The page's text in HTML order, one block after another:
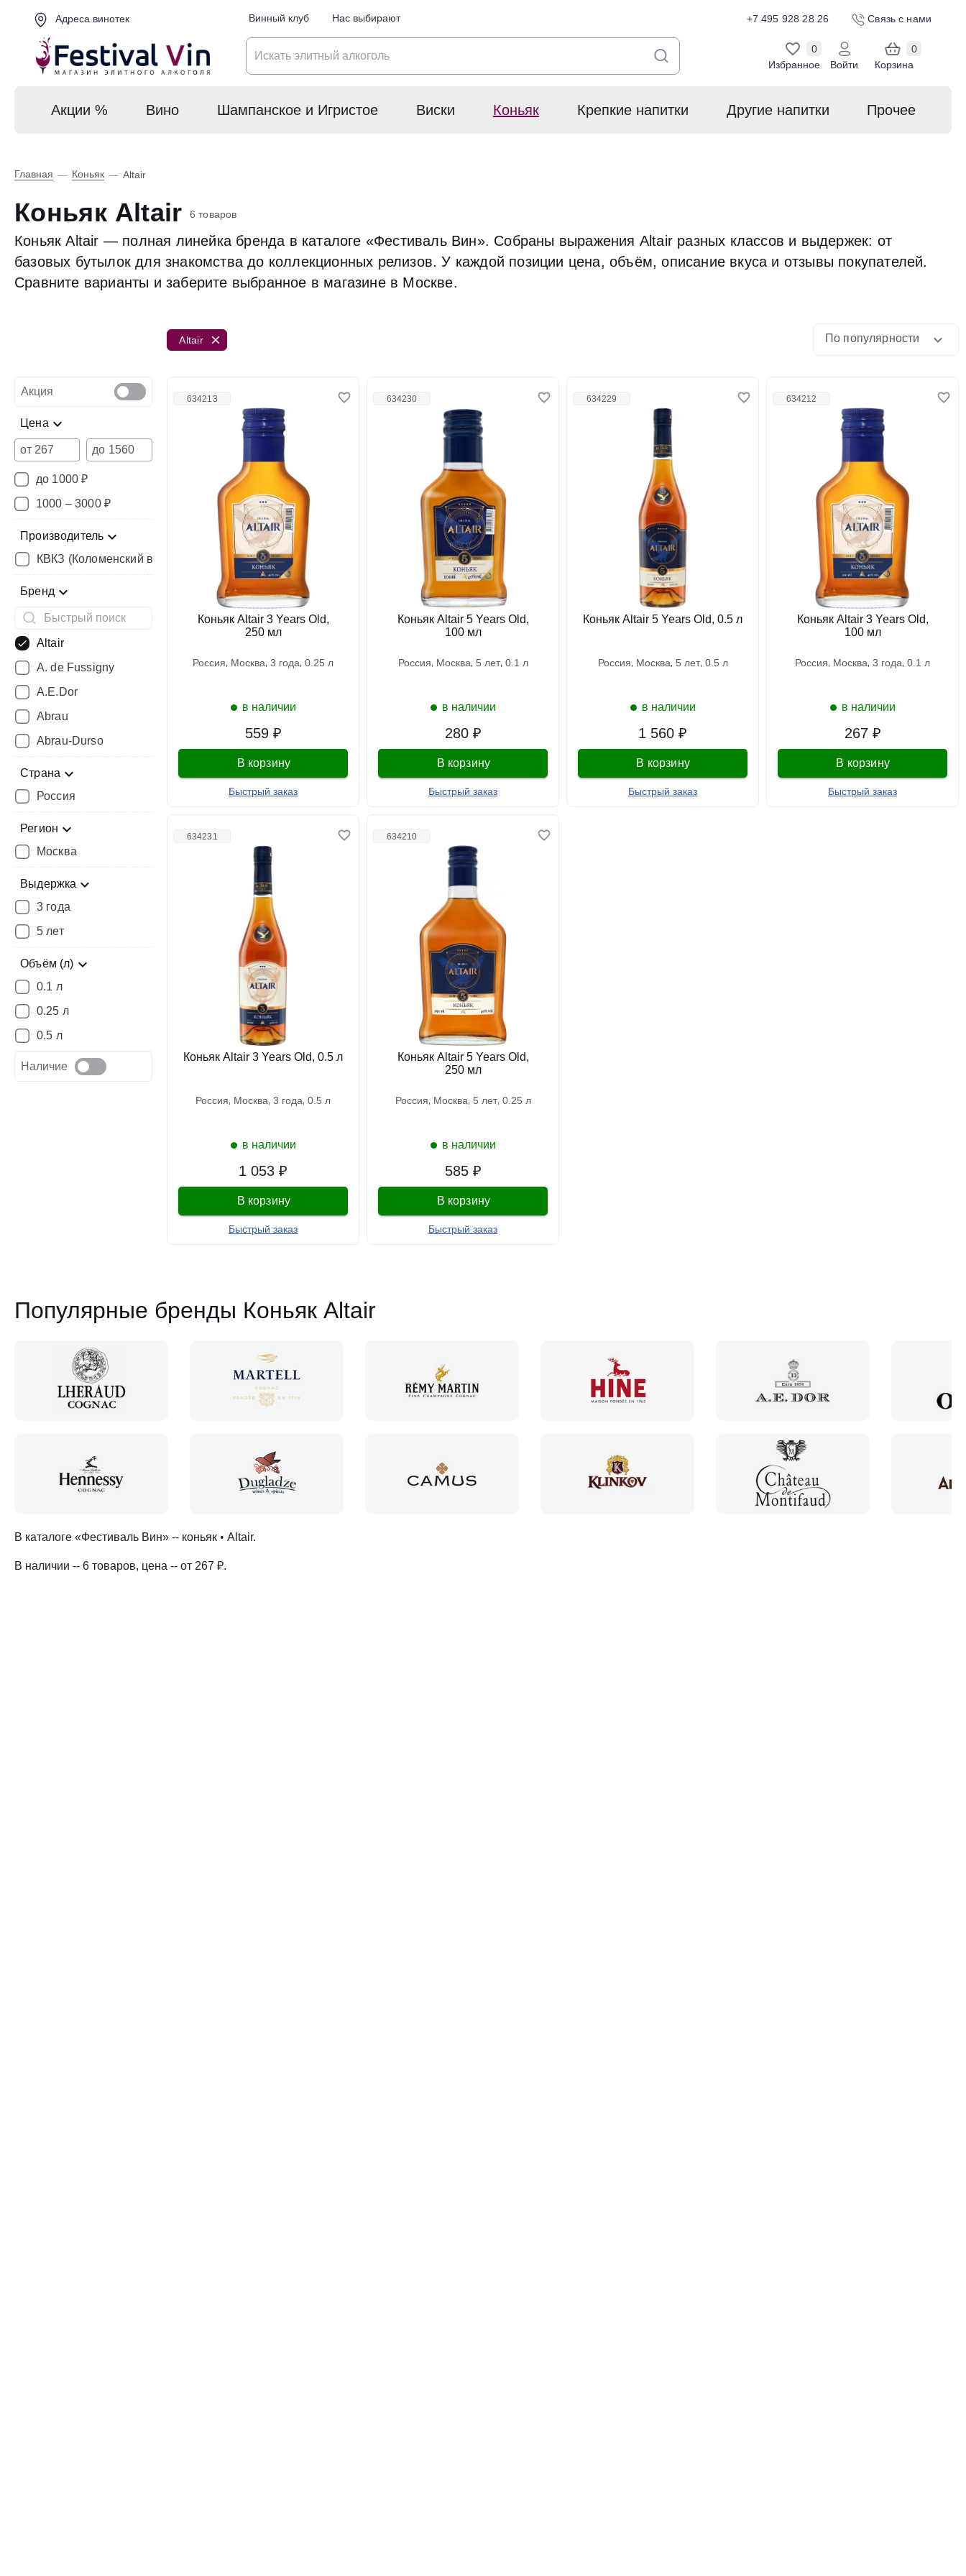
Адреса винотек Винный клуб Нас выбирают +7 495 928 28 26 Связь с нами
Избранное
0
Войти
Корзина
0
Акции % Вино Шампанское и Игристое Виски Коньяк Крепкие напитки Другие напитки Прочее
Главная — Коньяк — Altair
Коньяк Altair 6 товаров
Коньяк Altair — полная линейка бренда в каталоге «Фестиваль Вин». Собраны выражения Altair разных классов и выдержек: от
базовых бутылок для знакомства до коллекционных релизов. У каждой позиции цена, объём, описание вкуса и отзывы покупателей.
Сравните варианты и заберите выбранное в магазине в Москве.
Акция
Цена
от до
до 1000 ₽
1000 – 3000 ₽
Производитель
КВКЗ (Коломенский винно-коньячный завод)
Бренд
Altair
A. de Fussigny
A.E.Dor
Abrau
Abrau-Durso
Страна
Россия
Регион
Москва
Выдержка
3 года
5 лет
Объём (л)
0.1 л
0.25 л
0.5 л
Наличие
Altair По популярности
634213
559 ₽
Коньяк Altair 3 Years Old,
250 мл
россия москва 3 года 0.25 л
В корзину
Быстрый заказ
в наличии
634230
280 ₽
Коньяк Altair 5 Years Old,
100 мл
россия москва 5 лет 0.1 л
В корзину
Быстрый заказ
в наличии
634229
1 560 ₽
Коньяк Altair 5 Years Old, 0.5 л
россия москва 5 лет 0.5 л
В корзину
Быстрый заказ
в наличии
634212
267 ₽
Коньяк Altair 3 Years Old,
100 мл
россия москва 3 года 0.1 л
В корзину
Быстрый заказ
в наличии
634231
1 053 ₽
Коньяк Altair 3 Years Old, 0.5 л
россия москва 3 года 0.5 л
В корзину
Быстрый заказ
в наличии
634210
585 ₽
Коньяк Altair 5 Years Old,
250 мл
россия москва 5 лет 0.25 л
В корзину
Быстрый заказ
в наличии
Популярные бренды Коньяк Altair
В каталоге «Фестиваль Вин» -- коньяк • Altair.
В наличии -- 6 товаров, цена -- от 267 ₽.